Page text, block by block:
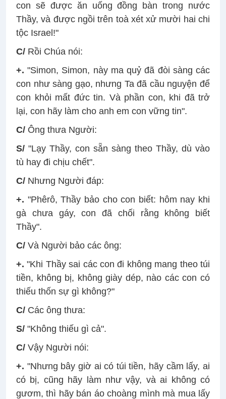
con sẽ được ăn uống đồng bàn trong nước
Thầy, và được ngồi trên toà xét xử mười hai chi
tộc Israel!"
C/ Rồi Chúa nói:
+. "Simon, Simon, này ma quỷ đã đòi sàng các
con như sàng gạo, nhưng Ta đã cầu nguyện để
con khỏi mất đức tin. Và phần con, khi đã trở
lại, con hãy làm cho anh em con vững tin".
C/ Ông thưa Người:
S/ "Lạy Thầy, con sẵn sàng theo Thầy, dù vào
tù hay đi chịu chết".
C/ Nhưng Người đáp:
+. "Phêrô, Thầy bảo cho con biết: hôm nay khi
gà chưa gáy, con đã chối rằng không biết
Thầy".
C/ Và Người bảo các ông:
+. "Khi Thầy sai các con đi không mang theo túi
tiền, không bị, không giày dép, nào các con có
thiếu thốn sự gì không?"
C/ Các ông thưa:
S/ "Không thiếu gì cả".
C/ Vậy Người nói:
+. "Nhưng bây giờ ai có túi tiền, hãy cầm lấy, ai
có bị, cũng hãy làm như vậy, và ai không có
gươm, thì hãy bán áo choàng mình mà mua lấy